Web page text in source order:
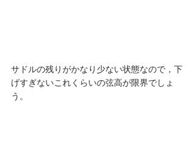
サドルの残りがかなり少ない状態なので，下
げすぎないこれくらいの弦高が限界でしょ
う。